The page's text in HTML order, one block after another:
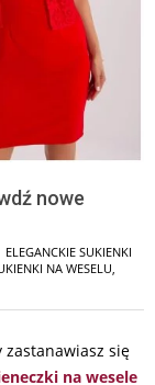
nowe
ELEGANCKIE SUKIENKI
NA WESELU,
zastanawiasz się
na wesele